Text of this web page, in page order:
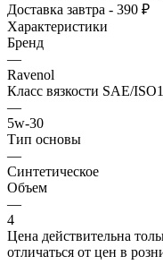
Доставка завтра - 390 ₽
Характеристики
Бренд
—
Ravenol
Класс вязкости SAE/
—
5w-30
Тип основы
—
Синтетическое
Объем
—
4
Цена действительна
отличаться от цен в